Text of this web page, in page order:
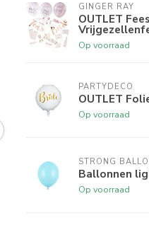
GINGER RAY
OUTLET
Op voorraad
PARTYDECO
OUTLET
Op voorraad
STRONG
Ballonnen
Op voorraad